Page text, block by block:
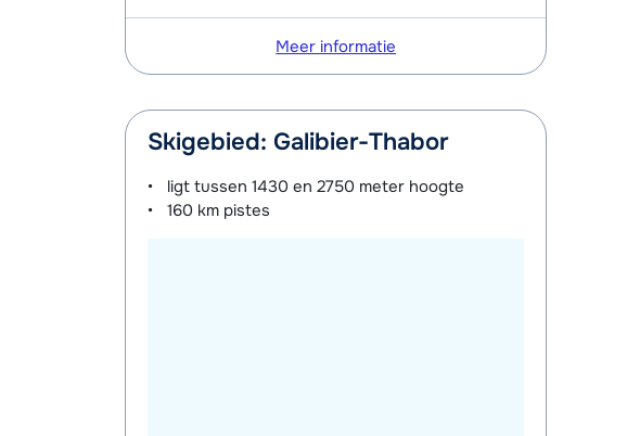
Meer informatie
Skigebied: Galibier-Thabor
ligt tussen1430 en 2750 meter hoogte
160 km pistes